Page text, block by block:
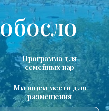
Программа для
семейных пар
Мы ищем место для
размещения